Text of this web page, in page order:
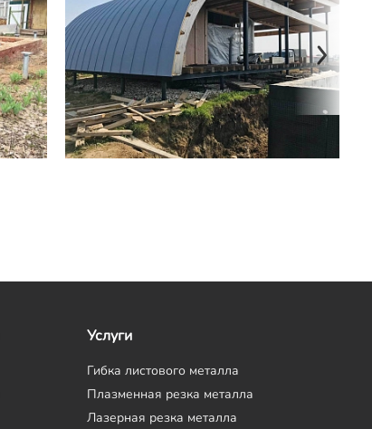
Услуги
Гибка листового металла
Плазменная резка металла
Лазерная резка металла